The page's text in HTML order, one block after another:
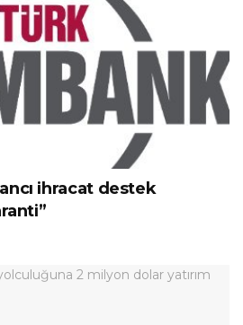
ihracat destek